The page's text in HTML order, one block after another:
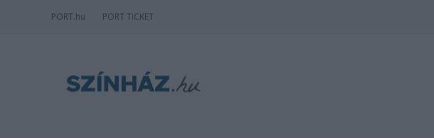
PORT.hu PORT TICKET